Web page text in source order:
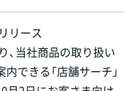
リース
、当社商品の取り扱い
できる「店舗サーチ」